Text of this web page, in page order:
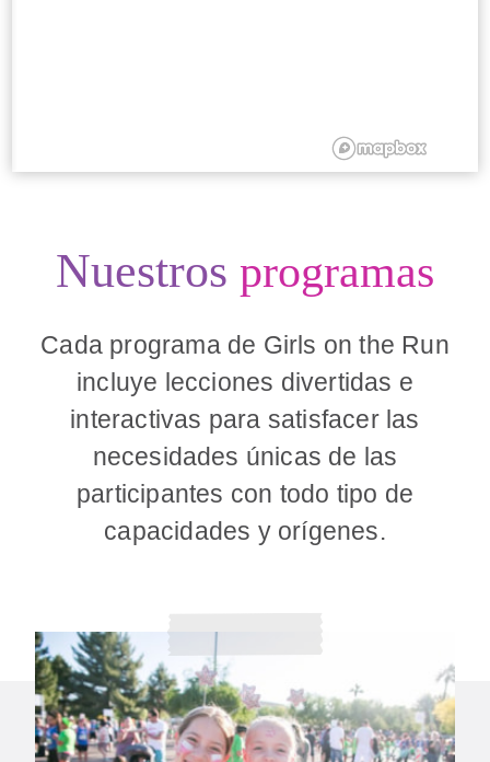
Nuestros programas
Cada programa de Girls on the Run
incluye lecciones divertidas e
interactivas para satisfacer las
necesidades únicas de las
participantes con todo tipo de
capacidades y orígenes.